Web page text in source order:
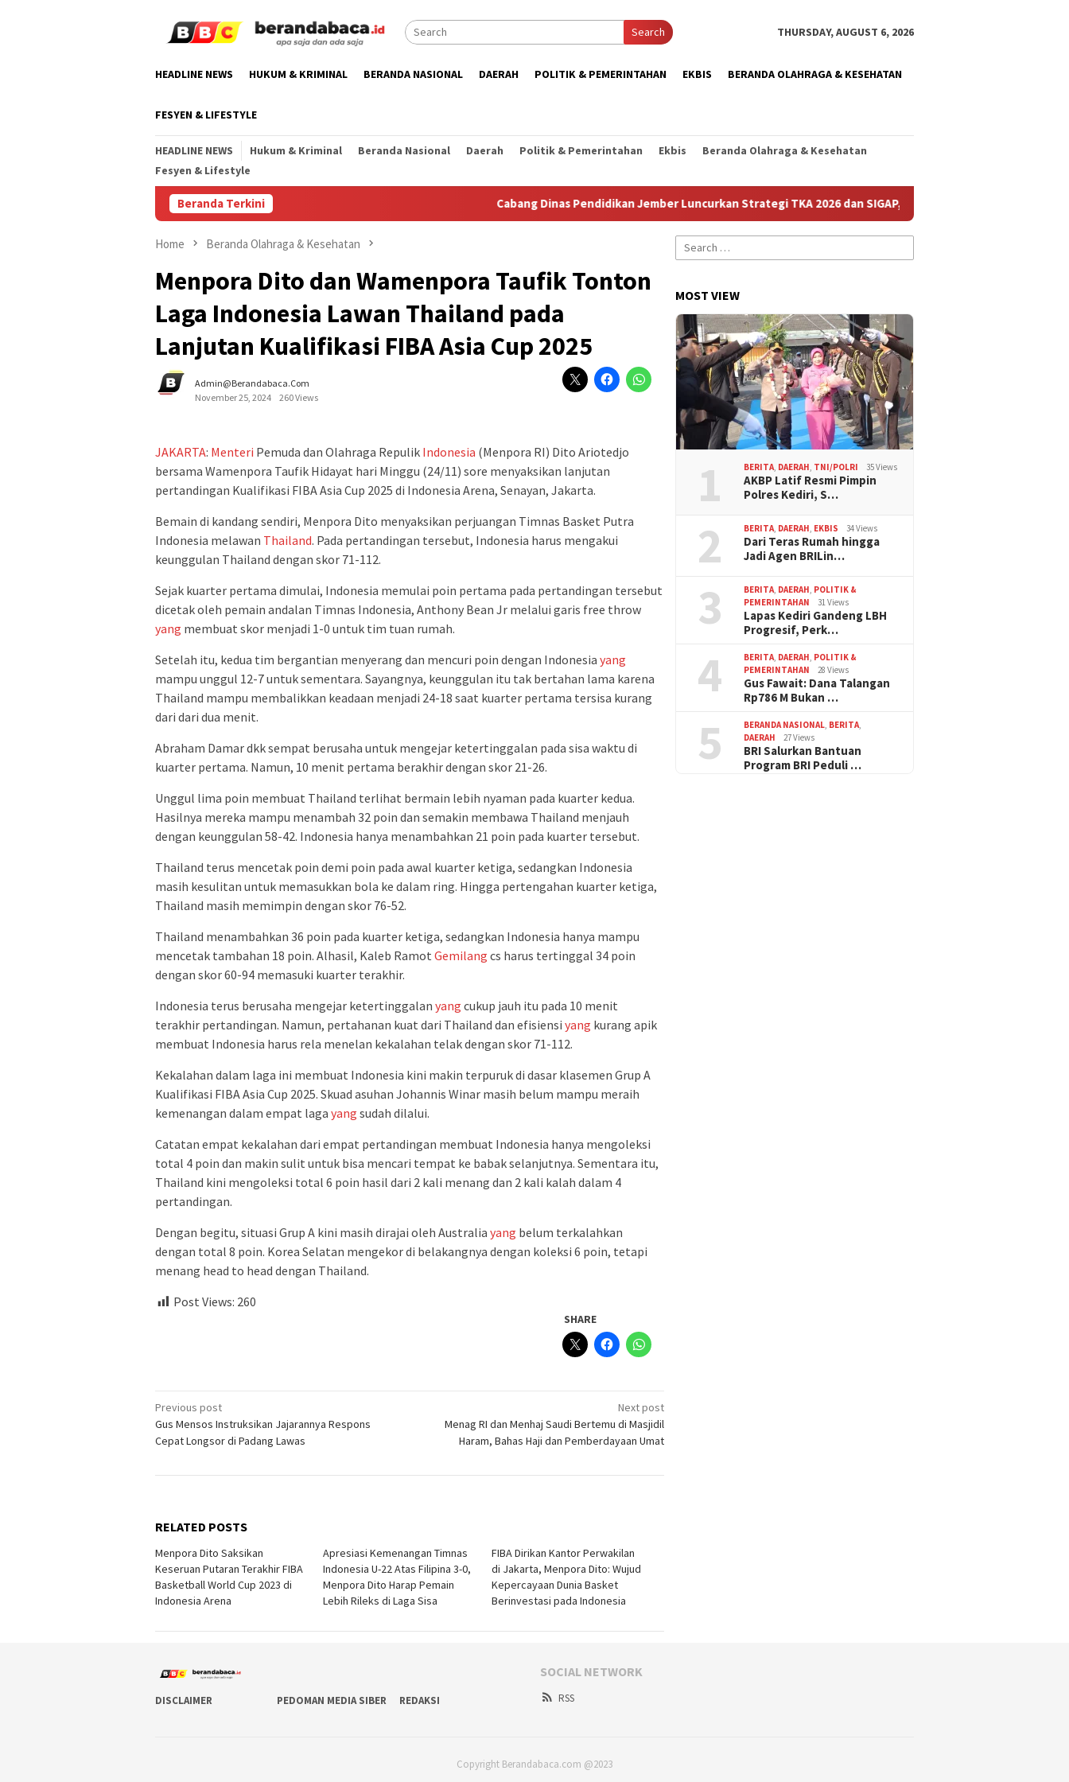
Search THURSDAY, AUGUST 6, 2026
HEADLINE NEWS HUKUM & KRIMINAL BERANDA NASIONAL DAERAH POLITIK & PEMERINTAHAN EKBIS BERANDA OLAHRAGA & KESEHATAN
FESYEN & LIFESTYLE
HEADLINE NEWS Hukum & Kriminal Beranda Nasional Daerah Politik & Pemerintahan Ekbis
Beranda Olahraga & Kesehatan
Fesyen & Lifestyle
Beranda Terkini Cabang Dinas Pendidikan Jember Luncurkan Strategi TKA 2026 dan SIGAP, Genjot Mutu Sekolah
Home Beranda Olahraga & Kesehatan
Menpora Dito dan Wamenpora Taufik Tonton
Laga Indonesia Lawan Thailand pada
Lanjutan Kualifikasi FIBA Asia Cup 2025
Admin@berandabaca.com
November 25, 2024
260 Views
JAKARTA: Menteri Pemuda dan Olahraga Repulik Indonesia (Menpora RI) Dito Ariotedjo
bersama Wamenpora Taufik Hidayat hari Minggu (24/11) sore menyaksikan lanjutan
pertandingan Kualifikasi FIBA Asia Cup 2025 di Indonesia Arena, Senayan, Jakarta.
Bemain di kandang sendiri, Menpora Dito menyaksikan perjuangan Timnas Basket Putra
Indonesia melawan Thailand. Pada pertandingan tersebut, Indonesia harus mengakui
keunggulan Thailand dengan skor 71-112.
Sejak kuarter pertama dimulai, Indonesia memulai poin pertama pada pertandingan tersebut
dicetak oleh pemain andalan Timnas Indonesia, Anthony Bean Jr melalui garis free throw
yang membuat skor menjadi 1-0 untuk tim tuan rumah.
Setelah itu, kedua tim bergantian menyerang dan mencuri poin dengan Indonesia yang
mampu unggul 12-7 untuk sementara. Sayangnya, keunggulan itu tak bertahan lama karena
Thailand mampu membalikkan keadaan menjadi 24-18 saat kuarter pertama tersisa kurang
dari dari dua menit.
Abraham Damar dkk sempat berusaha untuk mengejar ketertinggalan pada sisa waktu di
kuarter pertama. Namun, 10 menit pertama berakhir dengan skor 21-26.
Unggul lima poin membuat Thailand terlihat bermain lebih nyaman pada kuarter kedua.
Hasilnya mereka mampu menambah 32 poin dan semakin membawa Thailand menjauh
dengan keunggulan 58-42. Indonesia hanya menambahkan 21 poin pada kuarter tersebut.
Thailand terus mencetak poin demi poin pada awal kuarter ketiga, sedangkan Indonesia
masih kesulitan untuk memasukkan bola ke dalam ring. Hingga pertengahan kuarter ketiga,
Thailand masih memimpin dengan skor 76-52.
Thailand menambahkan 36 poin pada kuarter ketiga, sedangkan Indonesia hanya mampu
mencetak tambahan 18 poin. Alhasil, Kaleb Ramot Gemilang cs harus tertinggal 34 poin
dengan skor 60-94 memasuki kuarter terakhir.
Indonesia terus berusaha mengejar ketertinggalan yang cukup jauh itu pada 10 menit
terakhir pertandingan. Namun, pertahanan kuat dari Thailand dan efisiensi yang kurang apik
membuat Indonesia harus rela menelan kekalahan telak dengan skor 71-112.
Kekalahan dalam laga ini membuat Indonesia kini makin terpuruk di dasar klasemen Grup A
Kualifikasi FIBA Asia Cup 2025. Skuad asuhan Johannis Winar masih belum mampu meraih
kemenangan dalam empat laga yang sudah dilalui.
Catatan empat kekalahan dari empat pertandingan membuat Indonesia hanya mengoleksi
total 4 poin dan makin sulit untuk bisa mencari tempat ke babak selanjutnya. Sementara itu,
Thailand kini mengoleksi total 6 poin hasil dari 2 kali menang dan 2 kali kalah dalam 4
pertandingan.
Dengan begitu, situasi Grup A kini masih dirajai oleh Australia yang belum terkalahkan
dengan total 8 poin. Korea Selatan mengekor di belakangnya dengan koleksi 6 poin, tetapi
menang head to head dengan Thailand.
Post Views: 260
SHARE
Post
navigation
Previous post
Gus Mensos Instruksikan Jajarannya Respons
Cepat Longsor di Padang Lawas
Next post
Menag RI dan Menhaj Saudi Bertemu di Masjidil
Haram, Bahas Haji dan Pemberdayaan Umat
RELATED POSTS
Menpora Dito Saksikan
Keseruan Putaran Terakhir FIBA
Basketball World Cup 2023 di
Indonesia Arena
Apresiasi Kemenangan Timnas
Indonesia U-22 Atas Filipina 3-0,
Menpora Dito Harap Pemain
Lebih Rileks di Laga Sisa
FIBA Dirikan Kantor Perwakilan
di Jakarta, Menpora Dito: Wujud
Kepercayaan Dunia Basket
Berinvestasi pada Indonesia
Search
for:
MOST VIEW
1 BERITA DAERAH TNI/POLRI 35 Views
AKBP Latif Resmi Pimpin
Polres Kediri, S…
2 BERITA DAERAH EKBIS 34 Views
Dari Teras Rumah hingga
Jadi Agen BRILin…
3 BERITA DAERAH POLITIK &
PEMERINTAHAN
31 Views
Lapas Kediri Gandeng LBH
Progresif, Perk…
4 BERITA DAERAH POLITIK &
PEMERINTAHAN
28 Views
Gus Fawait: Dana Talangan
Rp786 M Bukan …
5 BERANDA NASIONAL BERITA
DAERAH
27 Views
BRI Salurkan Bantuan
Program BRI Peduli …
DISCLAIMER PEDOMAN MEDIA SIBER REDAKSI
SOCIAL NETWORK
RSS
Copyright Berandabaca.com @2023